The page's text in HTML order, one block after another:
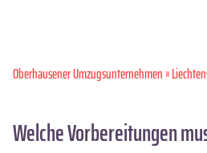
Oberhausener Umzugsunternehmen»
Welche Vorbereitungen